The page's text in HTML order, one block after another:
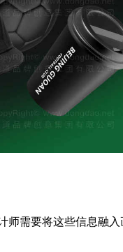
需要将这些信息融